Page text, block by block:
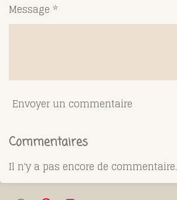
Message *
Envoyer un commentaire
Commentaires
Il n'y a pas encore de commentaire.